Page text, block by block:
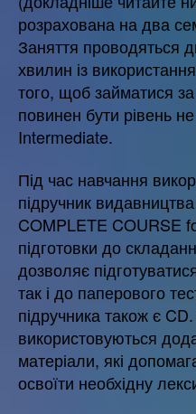
розрахована на два
Заняття проводяться
хвилин із
того, щоб займатися
повинен бути рівень
Intermediate.
Під час навчання
підручник
COMPLETE COURSE
підготовки до
дозволяє
так і до паперового
підручника також є
використовуються
матеріали, які
освоїти необхідну